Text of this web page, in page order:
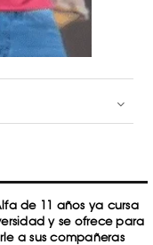
de 11 años ya cursa
y se ofrece para
a sus compañeras